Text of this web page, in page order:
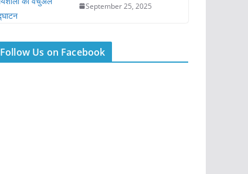
September 25, 2025
Follow Us on Facebook